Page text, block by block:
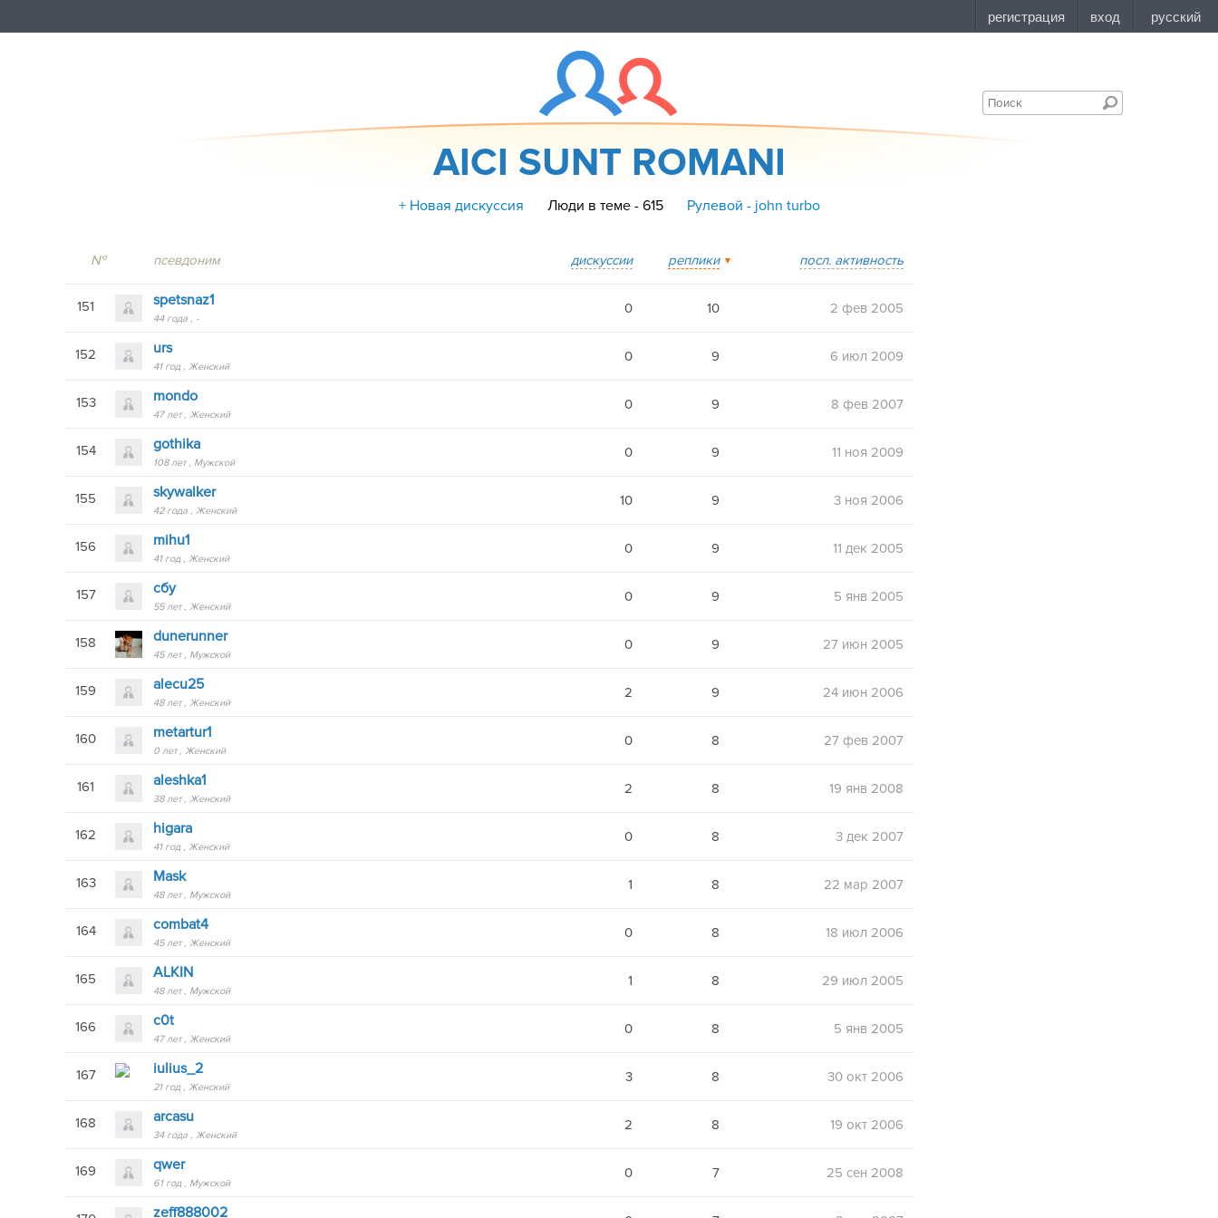
AICI SUNT ROMANI
+ Новая дискуссия Люди в теме - 615 Рулевой - john turbo
№ псевдоним дискуссии реплики посл. активность
151 spetsnaz1
44 года -
0 10 2 фев 2005
152 urs
41 год Женский
0 9 6 июл 2009
153 mondo
47 лет Женский
0 9 8 фев 2007
154 gothika
108 лет Мужской
0 9 11 ноя 2009
155 skywalker
42 года Женский
10 9 3 ноя 2006
156 mihu1
41 год Женский
0 9 11 дек 2005
157 сбу
55 лет Женский
0 9 5 янв 2005
158 dunerunnеr
45 лет Мужской
0 9 27 июн 2005
159 alecu25
48 лет Женский
2 9 24 июн 2006
160 metartur1
0 лет Женский
0 8 27 фев 2007
161 aleshka1
38 лет Женский
2 8 19 янв 2008
162 higara
41 год Женский
0 8 3 дек 2007
163 Mask
48 лет Мужской
1 8 22 мар 2007
164 combat4
45 лет Женский
0 8 18 июл 2006
165 ALKIN
48 лет Мужской
1 8 29 июл 2005
166 c0t
47 лет Женский
0 8 5 янв 2005
167 iulius_2
21 год Женский
3 8 30 окт 2006
168 arcasu
34 года Женский
2 8 19 окт 2006
169 qwer
61 год Мужской
0 7 25 сен 2008
zeff888002